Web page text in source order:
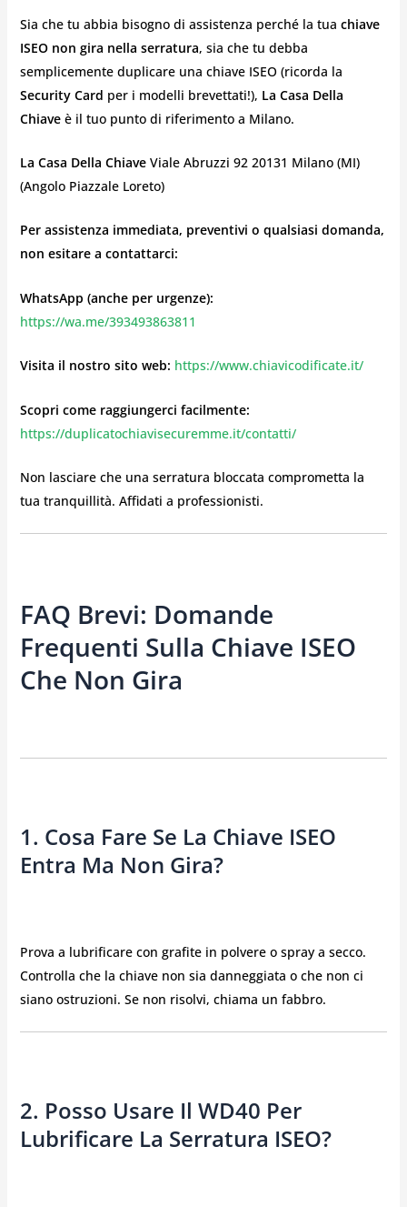
Sia che tu abbia bisogno di assistenza perché la tua chiave
ISEO non gira nella serratura, sia che tu debba
semplicemente duplicare una chiave ISEO (ricorda la
Security Card per i modelli brevettati!), La Casa Della
Chiaveè il tuo punto di riferimento a Milano.
La Casa Della ChiaveViale Abruzzi 92 20131 Milano (MI)
(Angolo Piazzale Loreto)
Per assistenza immediata, preventivi o qualsiasi domanda,
non esitare a contattarci:
WhatsApp (anche per urgenze):
https://wa.me/393493863811
Visita il nostro sito web: https://www.chiavicodificate.it/
Scopri come raggiungerci facilmente:
https://duplicatochiavisecuremme.it/contatti/
Non lasciare che una serratura bloccata comprometta la
tua tranquillità. Affidati a professionisti.
FAQ Brevi: Domande
Frequenti Sulla Chiave ISEO
Che Non Gira
1. Cosa Fare Se La Chiave ISEO
Entra Ma Non Gira?
Prova a lubrificare con grafite in polvere o spray a secco.
Controlla che la chiave non sia danneggiata o che non ci
siano ostruzioni. Se non risolvi, chiama un fabbro.
2. Posso Usare Il WD40 Per
Lubrificare La Serratura ISEO?